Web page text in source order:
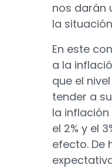
nos darán
la
En este
a la
que el
tender a
la
el 2% y el
efecto. De